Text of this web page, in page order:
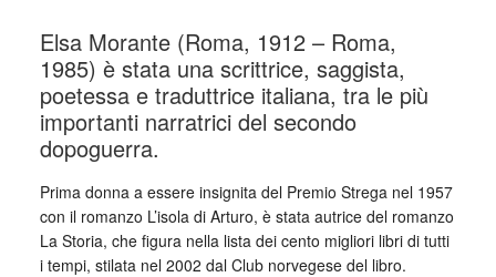
Elsa Morante (Roma, 1912 – Roma,
1985) è stata una scrittrice, saggista,
poetessa e traduttrice italiana, tra le più
importanti narratrici del secondo
dopoguerra.
Prima donna a essere insignita del Premio Strega nel 1957
con il romanzo L’isola di Arturo, è stata autrice del romanzo
La Storia, che figura nella lista dei cento migliori libri di tutti
i tempi, stilata nel 2002 dal Club norvegese del libro.